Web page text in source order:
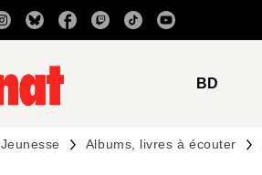
RECHERCHE CONTENU
BD
Jeunesse Albums, livres à écouter